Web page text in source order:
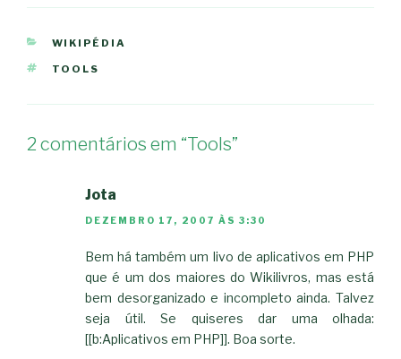
CATEGORIAS
WIKIPÉDIA
ETIQUETAS
TOOLS
2 comentários em “Tools”
Jota
DEZEMBRO 17, 2007 ÀS 3:30
Bem há também um livo de aplicativos em PHP
que é um dos maiores do Wikilivros, mas está
bem desorganizado e incompleto ainda. Talvez
seja útil. Se quiseres dar uma olhada:
[[b:Aplicativos em PHP]]. Boa sorte.